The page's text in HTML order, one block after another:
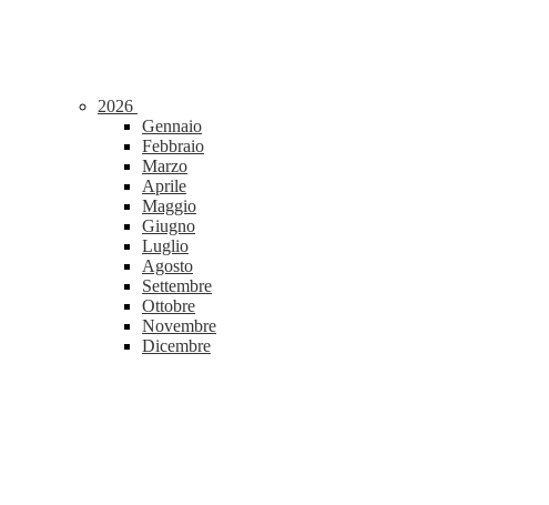
2026
Gennaio
Febbraio
Marzo
Aprile
Maggio
Giugno
Luglio
Agosto
Settembre
Ottobre
Novembre
Dicembre